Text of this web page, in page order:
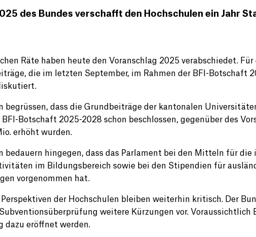
des Bundes verschafft den Hochschulen ein Jahr
Räte haben heute den Voranschlag 2025 verabschiedet.
die im letzten September, im Rahmen der BFI-Botschaft
begrüssen, dass die Grundbeiträge der kantonalen
Botschaft 2025-2028 schon beschlossen, gegenüber des
erhöht wurden.
bedauern hingegen, dass das Parlament bei den Mitteln für
im Bildungsbereich sowie bei den Stipendien für
vorgenommen hat.
der Hochschulen bleiben weiterhin kritisch. Der
weitere Kürzungen vor. Voraussichtlich
dazu eröffnet werden.